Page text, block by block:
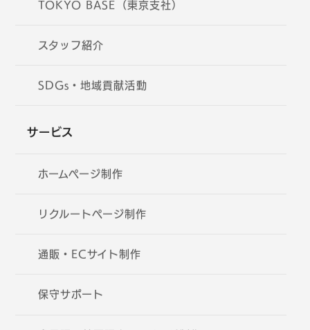
TOKYO BASE（東京支社）
スタッフ紹介
SDGs・地域貢献活動
サービス
ホームページ制作
リクルートページ制作
通販・ECサイト制作
保守サポート